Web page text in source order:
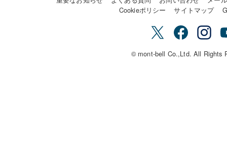
Cookieポリシー
サイトマップ
© mont-bell Co.,Ltd. All Rights